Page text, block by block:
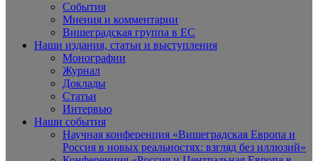
События
Мнения и комментарии
Вишеградская группа в ЕС
Наши издания, статьи и выступления
Монографии
Журнал
Доклады
Статьи
Интервью
Наши события
Научная конференция «Вишеградская Европа и
Россия в новых реальностях: взгляд без иллюзий»